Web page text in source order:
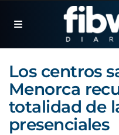
Los centros
Menorca
totalidad de
presenciales